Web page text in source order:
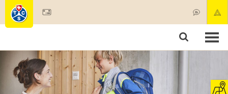
Societariato & prestazioni
Test, sicurezza & salute